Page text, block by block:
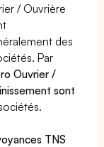
/ Ouvrière
des
Par
Ouvrier /
sont
TNS